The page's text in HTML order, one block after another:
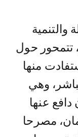
تتمحور حول
منها
وهي
عنها
مصرحا